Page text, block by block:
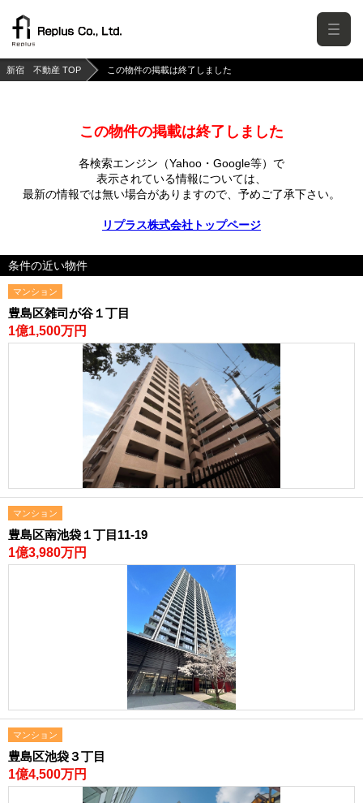
新宿 不動産 TOP この物件の掲載は終了しました
この物件の掲載は終了しました
各検索エンジン（Yahoo・Google等）で
表示されている情報については、
最新の情報では無い場合がありますので、 予めご了承下さい。
リプラス株式会社トップページ
条件の近い物件
マンション
豊島区雑司が谷１丁目
1億1,500万円
マンション
豊島区南池袋１丁目11-19
1億3,980万円
マンション
豊島区池袋３丁目
1億4,500万円